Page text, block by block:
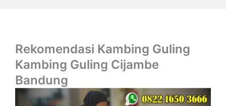
Rekomendasi Kambing Guling
Kambing Guling Cijambe
Bandung